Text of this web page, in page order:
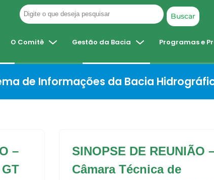
Buscar
O Comitê Gestão da Bacia Programas e
de Informações da Bacia
–
SINOPSE DE REUNIÃO
Câmara Técnica de